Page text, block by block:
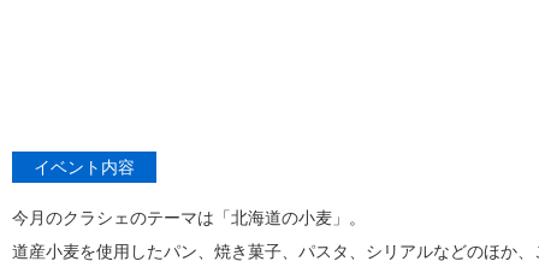
イベント内容
今月のクラシェのテーマは「北海道の小麦」。
道産小麦を使用したパン、焼き菓子、パスタ、シリアルなどのほか